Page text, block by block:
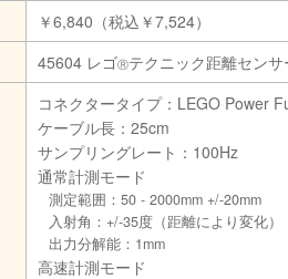
￥6,840（税込￥7,524）
45604 レゴⓇテクニック距離セン
コネクタータイプ：LEGO Power
ケーブル長：25cm
サンプリングレート：100Hz
通常計測モード
測定範囲：50 - 2000mm +/-20mm
入射角：+/-35度（距離により変化）
出力分解能：1mm
高速計測モード